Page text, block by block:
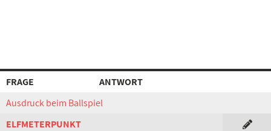
FRAGE
ANTWORT
Ausdruck beim Ballspiel
ELFMETERPUNKT